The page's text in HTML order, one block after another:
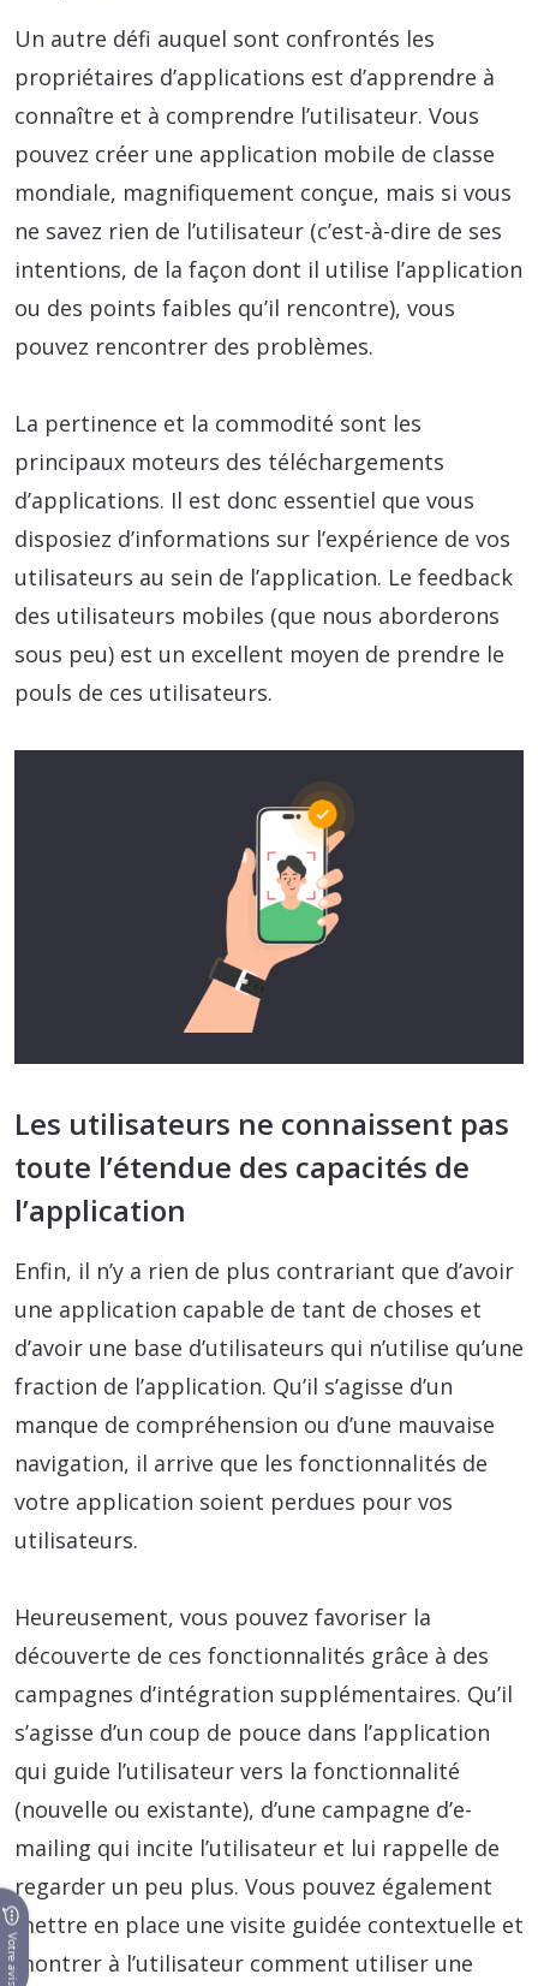
Un autre défi auquel sont confrontés les
propriétaires d’applications est d’apprendre à
connaître et à comprendre l’utilisateur. Vous
pouvez créer une application mobile de classe
mondiale, magnifiquement conçue, mais si vous
ne savez rien de l’utilisateur (c’est-à-dire de ses
intentions, de la façon dont il utilise l’application
ou des points faibles qu’il rencontre), vous
pouvez rencontrer des problèmes.
La pertinence et la commodité sont les
principaux moteurs des téléchargements
d’applications. Il est donc essentiel que vous
disposiez d’informations sur l’expérience de vos
utilisateurs au sein de l’application. Le feedback
des utilisateurs mobiles (que nous aborderons
sous peu) est un excellent moyen de prendre le
pouls de ces utilisateurs.
Les utilisateurs ne connaissent pas
toute l’étendue des capacités de
l’application
Enfin, il n’y a rien de plus contrariant que d’avoir
une application capable de tant de choses et
d’avoir une base d’utilisateurs qui n’utilise qu’une
fraction de l’application. Qu’il s’agisse d’un
manque de compréhension ou d’une mauvaise
navigation, il arrive que les fonctionnalités de
votre application soient perdues pour vos
utilisateurs.
Heureusement, vous pouvez favoriser la
découverte de ces fonctionnalités grâce à des
campagnes d’intégration supplémentaires. Qu’il
s’agisse d’un coup de pouce dans l’application
qui guide l’utilisateur vers la fonctionnalité
(nouvelle ou existante), d’une campagne d’e-
mailing qui incite l’utilisateur et lui rappelle de
regarder un peu plus. Vous pouvez également
mettre en place une visite guidée contextuelle et
montrer à l’utilisateur comment utiliser une
Votre avis